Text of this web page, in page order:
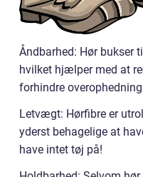
Åndbarhed: Hør bukser
hvilket hjælper med at
forhindre
Letvægt: Hørfibre er
yderst behagelige at
have intet tøj på!